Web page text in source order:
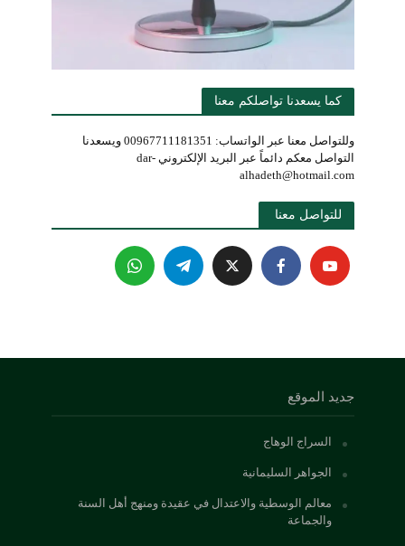
كما يسعدنا تواصلكم معنا
وللتواصل معنا عبر الواتساب: 00967711181351 ويسعدنا
التواصل معكم دائماً عبر البريد الإلكتروني dar-
alhadeth@hotmail.com
للتواصل معنا
جديد الموقع
السراج الوهاج
الجواهر السليمانية
معالم الوسطية والاعتدال في عقيدة ومنهج أهل السنة
والجماعة